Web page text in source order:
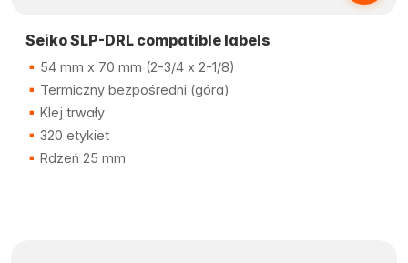
Seiko SLP-DRL compatible labels
54 mm x 70 mm (2-3/4 x 2-1/8)
Termiczny bezpośredni (góra)
Klej trwały
320 etykiet
Rdzeń 25 mm